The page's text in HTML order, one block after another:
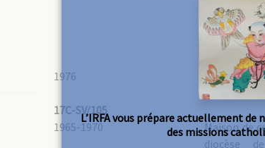
17C-SV/105
1976
Comité
1965-1970
Maison de
diocèse
L’IRFA vous prépare actuellement de
des missions